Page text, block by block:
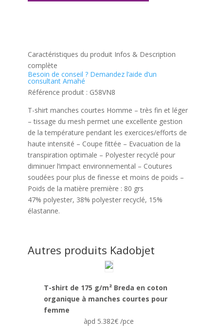
Caractéristiques du produit Infos & Description
complète
Besoin de conseil ? Demandez l’aide d’un
consultant Amahé
Référence produit : G58VN8
T-shirt manches courtes Homme – très fin et léger
– tissage du mesh permet une excellente gestion
de la température pendant les exercices/efforts de
haute intensité – Coupe fittée – Evacuation de la
transpiration optimale – Polyester recyclé pour
diminuer l’impact environnemental – Coutures
soudées pour plus de finesse et moins de poids –
Poids de la matière première : 80 grs
47% polyester, 38% polyester recyclé, 15%
élastanne.
Autres produits Kadobjet
T-shirt de 175 g/m² Breda en coton
organique à manches courtes pour
femme
àpd 5.382€ /pce